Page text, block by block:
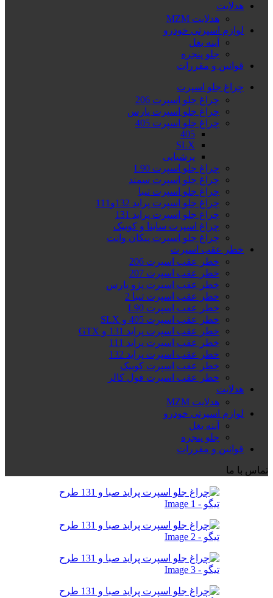
هدلایت
هدلایت MZM
لوازم اسپرتی خودرو
آینه بغل
جلو پنجره
قوانین و مقررات
چراغ جلو اسپرت
چراغ جلو اسپرت 206
چراغ جلو اسپرت پارس
چراغ جلو اسپرت 405
405
SLX
پرشیایی
چراغ جلو اسپرت L90
چراغ جلو اسپرت سمند
چراغ جلو اسپرت تیبا
چراغ جلو اسپرت پراید 132و111
چراغ جلو اسپرت پراید 131
چراغ اسپرت ساینا و کوییک
چراغ جلو اسپرت پیکان وانت
خطر عقب اسپرت
خطر عقب اسپرت 206
خطر عقب اسپرت 207
خطر عقب اسپرت پژو پارس
خطر عقب اسپرت تیبا 2
خطر عقب اسپرت L90
خطر عقب اسپرت 405 و SLX
خطر عقب اسپرت پراید 131 و GTX
خطر عقب اسپرت پراید 111
خطر عقب اسپرت پراید 132
خطر عقب اسپرت کوییک
خطر عقب اسپرت فول کالر
هدلایت
هدلایت MZM
لوازم اسپرتی خودرو
آینه بغل
جلو پنجره
قوانین و مقررات
تماس با ما